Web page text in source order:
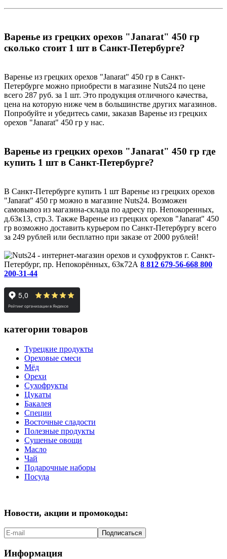
Варенье из грецких орехов "Janarat" 450 гр
сколько стоит 1 шт в Санкт-Петербурге?
Варенье из грецких орехов "Janarat" 450 гр в Санкт-
Петербурге можно приобрести в магазине Nuts24 по цене
всего 287 руб. за 1 шт. Это продукция отличного качества,
цена на которую ниже чем в большинстве других магазинов.
Попробуйте и убедитесь сами, заказав Варенье из грецких
орехов "Janarat" 450 гр у нас.
Варенье из грецких орехов "Janarat" 450 гр где
купить 1 шт в Санкт-Петербурге?
В Санкт-Петербурге купить 1 шт Варенье из грецких орехов
"Janarat" 450 гр можно в магазине Nuts24. Возможен
самовывоз из магазина-склада по адресу пр. Непокоренных,
д.63к13, стр.3. Также Варенье из грецких орехов "Janarat" 450
гр возможно доставить курьером по Санкт-Петербургу всего
за 249 рублей или бесплатно при заказе от 2000 рублей!
г. Санкт-
Петербург, пр. Непокорённых, 63к72А 8 812 679-56-668 800
200-31-44
категории товаров
Турецкие продукты
Ореховые смеси
Мёд
Орехи
Сухофрукты
Цукаты
Бакалея
Специи
Восточные сладости
Полезные продукты
Сушеные овощи
Масло
Чай
Подарочные наборы
Посуда
Новости, акции и промокоды:
Подписаться
Информация